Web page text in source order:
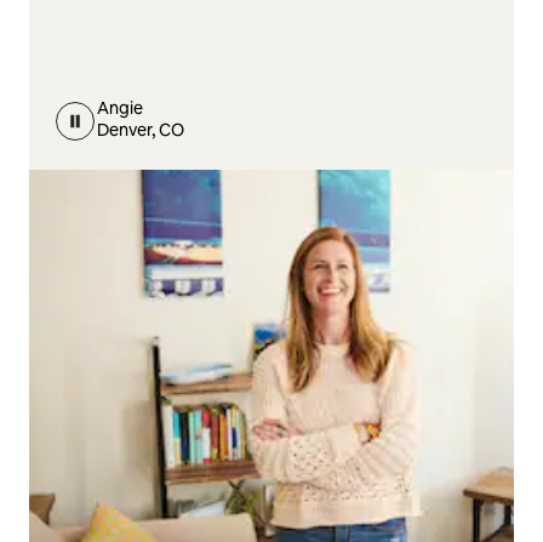
Angie
Denver, CO